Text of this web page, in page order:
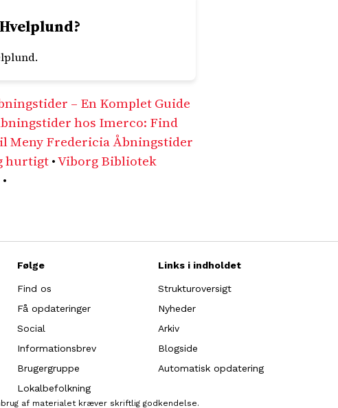
– En Komplet Guide
hos Imerco: Find
Meny Fredericia Åbningstider
hurtigt•Viborg Bibliotek
•
af materialet kræver skriftlig godkendelse.
Følge
Find os
Få opdateringer
Social
Informationsbrev
Brugergruppe
Lokalbefolkning
Links i indholdet
Strukturoversigt
Nyheder
Arkiv
Blogside
Automatisk opdatering